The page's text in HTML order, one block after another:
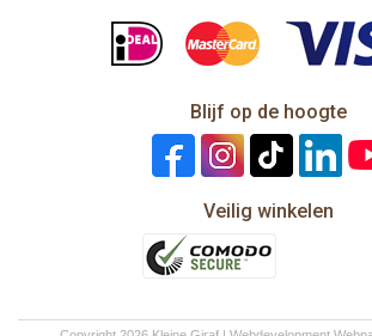
Blijf op de hoogte
Veilig winkelen